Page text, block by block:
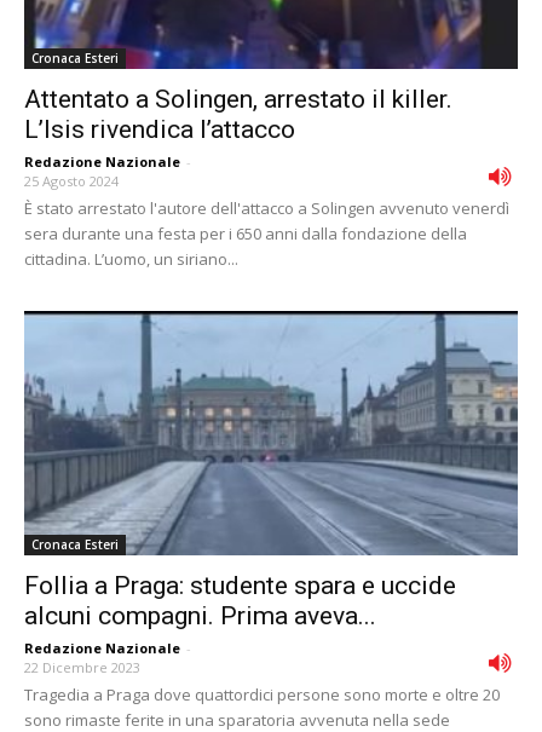
Cronaca Esteri
Attentato a Solingen, arrestato il killer.
L’Isis rivendica l’attacco
Redazione Nazionale -
25 Agosto 2024
È stato arrestato l'autore dell'attacco a Solingen avvenuto venerdì
sera durante una festa per i 650 anni dalla fondazione della
cittadina. L’uomo, un siriano...
Cronaca Esteri
Follia a Praga: studente spara e uccide
alcuni compagni. Prima aveva...
Redazione Nazionale -
22 Dicembre 2023
Tragedia a Praga dove quattordici persone sono morte e oltre 20
sono rimaste ferite in una sparatoria avvenuta nella sede